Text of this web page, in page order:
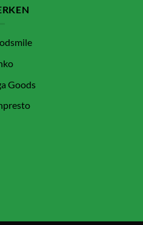
Goods